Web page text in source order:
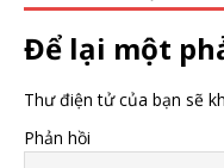
Để lại một
Thư điện tử của bạn sẽ
Phản hồi